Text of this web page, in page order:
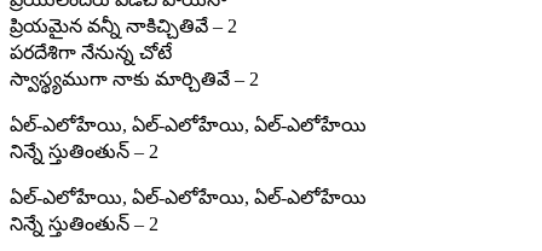
ప్రియమైన వన్నీ నాకిచ్చితివే – 2
పరదేశిగా నేనున్న చోటే
స్వాస్థ్యముగా నాకు మార్చితివే – 2
ఏల్‌-ఎలోహేయి, ఏల్‌-ఎలోహేయి, ఏల్‌-ఎలోహేయి
నిన్నే స్తుతింతున్ – 2
ఏల్‌-ఎలోహేయి, ఏల్‌-ఎలోహేయి, ఏల్‌-ఎలోహేయి
నిన్నే స్తుతింతున్ – 2